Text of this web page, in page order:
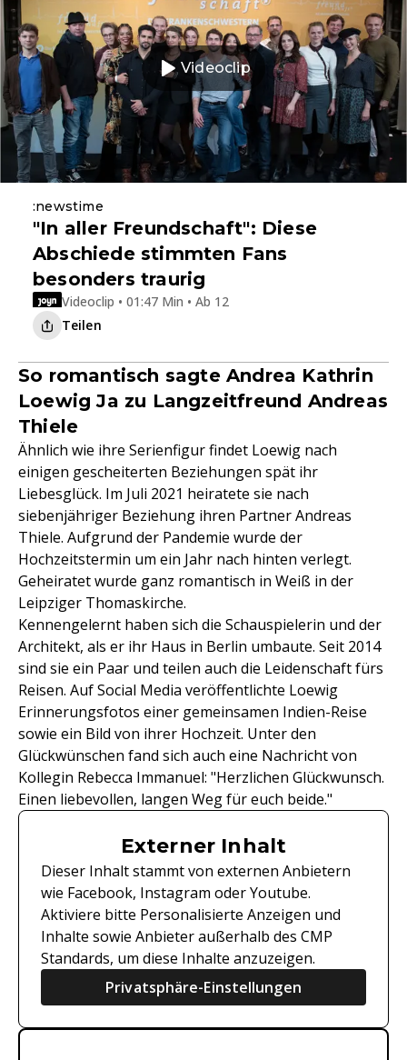
Videoclip
:newstime
"In aller Freundschaft": Diese
Abschiede stimmten Fans
besonders traurig
Videoclip • 01:47 Min • Ab 12
Teilen
So romantisch sagte Andrea Kathrin
Loewig Ja zu Langzeitfreund Andreas
Thiele
Ähnlich wie ihre Serienfigur findet Loewig nach
einigen gescheiterten Beziehungen spät ihr
Liebesglück. Im Juli 2021 heiratete sie nach
siebenjähriger Beziehung ihren Partner Andreas
Thiele. Aufgrund der Pandemie wurde der
Hochzeitstermin um ein Jahr nach hinten verlegt.
Geheiratet wurde ganz romantisch in Weiß in der
Leipziger Thomaskirche.
Kennengelernt haben sich die Schauspielerin und der
Architekt, als er ihr Haus in Berlin umbaute. Seit 2014
sind sie ein Paar und teilen auch die Leidenschaft fürs
Reisen. Auf Social Media veröffentlichte Loewig
Erinnerungsfotos einer gemeinsamen Indien-Reise
sowie ein Bild von ihrer Hochzeit. Unter den
Glückwünschen fand sich auch eine Nachricht von
Kollegin Rebecca Immanuel: "Herzlichen Glückwunsch.
Einen liebevollen, langen Weg für euch beide."
Externer Inhalt
Dieser Inhalt stammt von externen Anbietern
wie Facebook, Instagram oder Youtube.
Aktiviere bitte Personalisierte Anzeigen und
Inhalte sowie Anbieter außerhalb des CMP
Standards, um diese Inhalte anzuzeigen.
Privatsphäre-Einstellungen